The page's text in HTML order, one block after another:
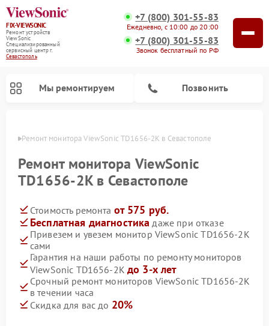
FIX-VIEWSONIC
Ремонт устройств
ViewSonic
Специализированный
cервисный центр г.
Севастополь
+7 (800) 301-55-83
Ежедневно, с 10:00 до 20:00
+7 (800) 301-55-83
Звонок бесплатный по РФ
Мы ремонтируем Позвонить
Ремонт монитора ViewSonic TD1656-2K в Севастополе
Ремонт монитора ViewSonic
TD1656-2K в Севастополе
Стоимость ремонта от 575 руб.
Бесплатная диагностика даже при отказе
Привезем и увезем монитор ViewSonic TD1656-2K
сами
Гарантия на наши работы по ремонту мониторов
ViewSonic TD1656-2K до 3-х лет
Срочный ремонт мониторов ViewSonic TD1656-2K
в течении часа
Скидка для вас до 20%